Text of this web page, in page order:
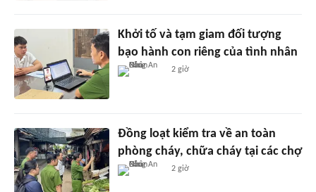
Khởi tố và tạm giam đối tượng
bạo hành con riêng của tình nhân
2 giờ
Đồng loạt kiểm tra về an toàn
phòng cháy, chữa cháy tại các chợ
2 giờ